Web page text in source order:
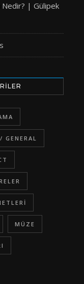
Nedir? | Gülipek
GENERAL
MÜZE